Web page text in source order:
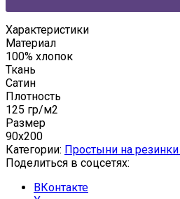
Характеристики
Материал
100% хлопок
Ткань
Сатин
Плотность
125 гр/м2
Размер
90x200
Категории: Простыни на резинки
Поделиться в соцсетях:
ВКонтакте